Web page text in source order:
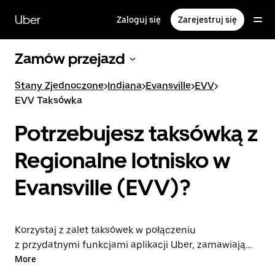
głównej
zawartości
Uber Zaloguj się Zarejestruj się
Zamów przejazd
Stany Zjednoczone>Indiana>Evansville>EVV>
EVV Taksówka
Potrzebujesz taksówką z
Regionalne lotnisko w
Evansville (EVV)?
Korzystaj z zalet taksówek w połączeniu
z przydatnymi funkcjami aplikacji Uber, zamawiając
przejazdy na lotnisko EVV lub w drugą stronę. Możesz
More